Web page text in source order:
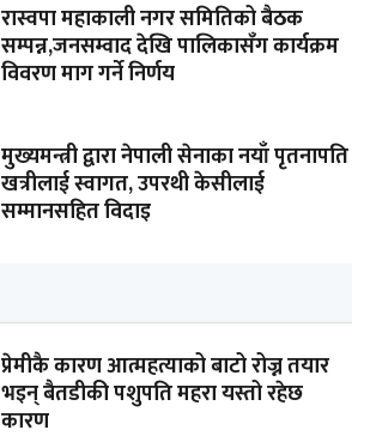
रास्वपा महाकाली नगर समितिको बैठक
सम्पन्न,जनसम्वाद देखि पालिकासँग कार्यक्रम
विवरण माग गर्ने निर्णय
मुख्यमन्त्री द्वारा नेपाली सेनाका नयाँ पृतनापति
खत्रीलाई स्वागत, उपरथी केसीलाई
सम्मानसहित विदाइ
प्रेमीकै कारण आत्महत्याको बाटो रोज्न तयार
भइन् बैतडीकी पशुपति महरा यस्तो रहेछ
कारण